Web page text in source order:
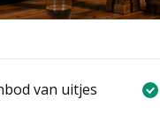
van uitjes